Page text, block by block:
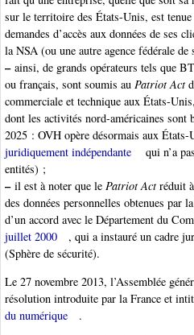
sur le territoire des États-Unis, est
demandes d’accès aux données de ses
la NSA (ou une autre agence fédérale de
–ainsi, de grands opérateurs tels que
ou français, sont soumis au Patriot Act
commerciale et technique aux États-
dont les activités nord-américaines sont
2025 : OVH opère désormais aux États-
juridiquement indépendante
qui n’a
entités) ;
–il est à noter que le Patriot Actréduit à
des données personnelles obtenues par
d’un accord avec le Département du
juillet 2000
, qui a instauré un cadre
(Sphère de sécurité).
Le 27 novembre 2013, l’Assemblée
résolution introduite par la France et
du numérique
.